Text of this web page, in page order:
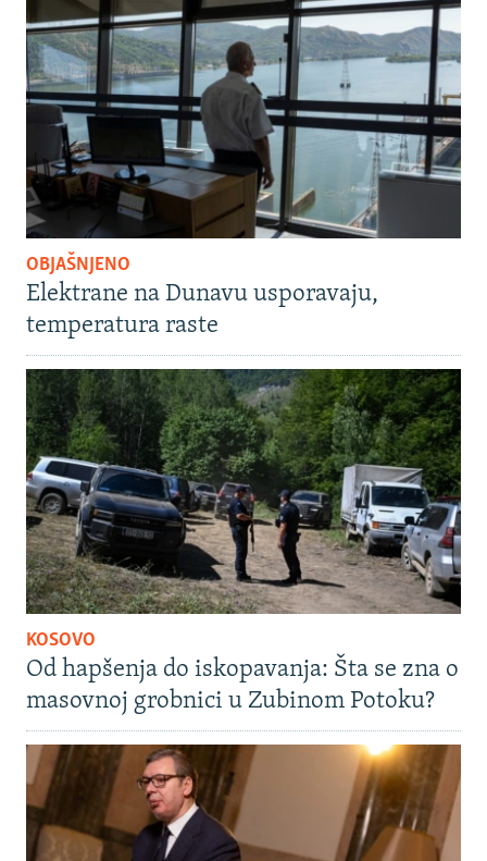
OBJAŠNJENO
Elektrane na Dunavu usporavaju,
temperatura raste
KOSOVO
Od hapšenja do iskopavanja: Šta se zna o
masovnoj grobnici u Zubinom Potoku?